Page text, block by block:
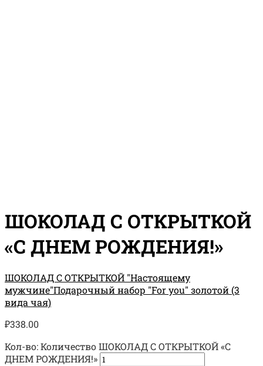
ШОКОЛАД С ОТКРЫТКОЙ
«С ДНЕМ РОЖДЕНИЯ!»
ШОКОЛАД С ОТКРЫТКОЙ "Настоящему
мужчине"Подарочный набор "For you" золотой (3
вида чая)
₽338.00
Кол-во:Количество ШОКОЛАД С ОТКРЫТКОЙ «С
ДНЕМ РОЖДЕНИЯ!»